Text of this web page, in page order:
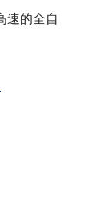
速的全自